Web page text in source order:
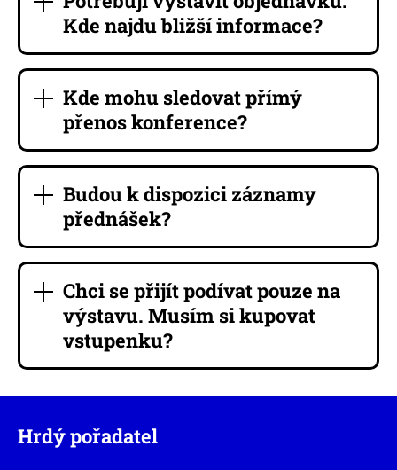
Kde najdu bližší informace?
Kde mohu sledovat přímý
přenos konference?
Budou k dispozici záznamy
přednášek?
Chci se přijít podívat pouze na
výstavu. Musím si kupovat
vstupenku?
Hrdý pořadatel